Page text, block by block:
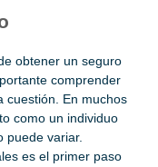
obtener un seguro
comprender
cuestión. En muchos
como un individuo
puede variar.
es el primer paso